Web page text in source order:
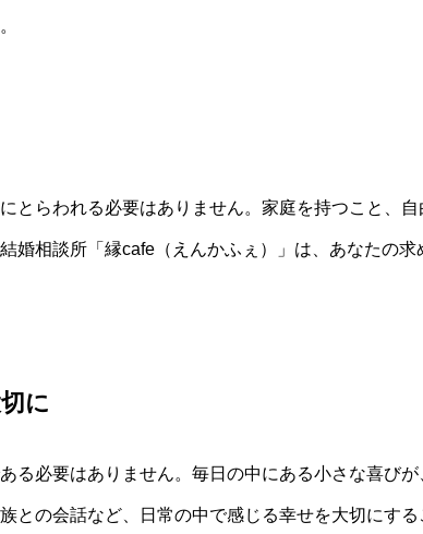
とらわれる必要はありません。家庭を持つこと、
婚相談所「縁cafe（えんかふぇ）」は、あなたの
に
る必要はありません。毎日の中にある小さな喜びが
との会話など、日常の中で感じる幸せを大切にす